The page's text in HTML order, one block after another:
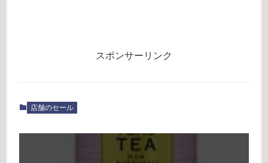
スポンサーリンク
店舗のセール